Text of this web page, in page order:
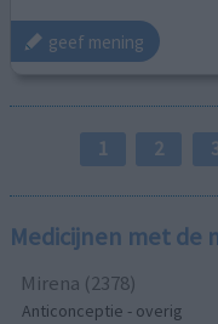
geef mening
1 2 3
Medicijnen met de
Mirena (2378)
Anticonceptie - overig